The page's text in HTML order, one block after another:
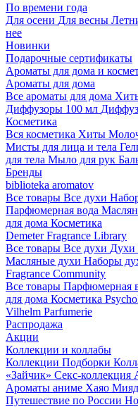
По времени года
Для осени Для весны
нее
Новинки
Подарочные сертификаты
Ароматы для дома и
Ароматы для дома
Все ароматы для дома
Диффузоры 100 мл
Косметика
Вся косметика Хиты
Мисты для лица и тела
для тела Мыло для рук
Бренды
biblioteka aromatov
Все товары Все духи
Парфюмерная вода
для дома Косметика
Demeter Fragrance Library
Все товары Все духи Духи
Масляные духи Наборы
Fragrance Community
Все товары Парфюмерная
для дома Косметика
Vilhelm Parfumerie
Распродажа
Акции
Коллекции и коллабы
Коллекции Подборки
«Зайчик» Секс-коллекция
Ароматы аниме Хаяо
Путешествие по России